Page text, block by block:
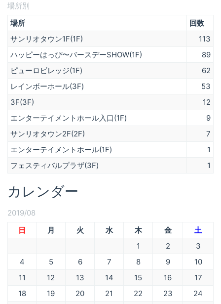
場所別
場所
回数
サンリオタウン1F(1F)
113
ハッピーはっぴ〜バースデーSHOW(1F)
89
ピューロビレッジ(1F)
62
レインボーホール(3F)
53
3F(3F)
12
エンターテイメントホール入口(1F)
9
サンリオタウン2F(2F)
7
エンターテイメントホール(1F)
1
フェスティバルプラザ(3F)
1
カレンダー
2019/08
日
月 火 水 木 金
土
1
2
3
4
5 6 7 8 9
10
11
12 13 14 15 16
17
18
19 20 21 22 23
24